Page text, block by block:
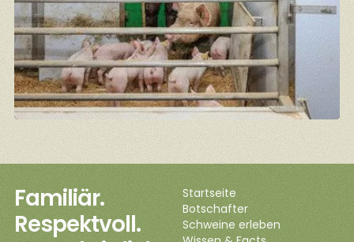
Familiär.
Respektvoll.
Startseite
Botschafter
Schweine erleben